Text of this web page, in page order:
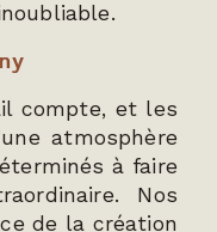
compte, et les
atmosphère
à faire
Nos
de la création